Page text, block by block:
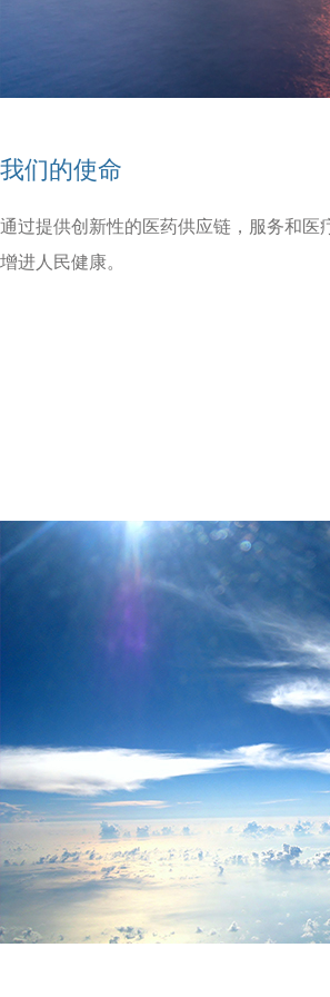
我们的使命
通过提供创新性的医药供应链，服务和
增进人民健康。